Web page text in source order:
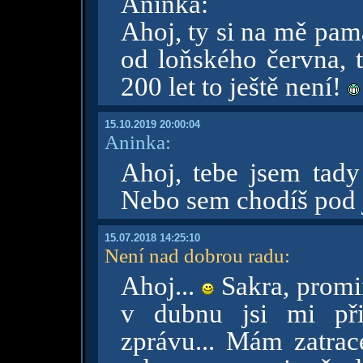
Ahoj, ty si na mě
od loňského června,
200 let to ještě není!
15.10.2019 20:00:04
Aninka:
Ahoj, tebe jsem
Nebo sem chodíš
15.07.2018 14:25:10
Není nad dobrou radu:
Ahoj...
Sakra,
v dubnu jsi mi
zprávu... Mám